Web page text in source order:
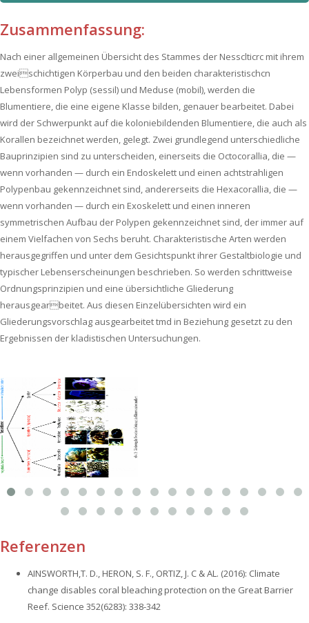
Zusammenfassung:
Nach einer allgemeinen Übersicht des Stammes der Nessclticrc mit ihrem
zweischichtigen Körperbau und den beiden charakteristischcn
Lebensformen Polyp (sessil) und Meduse (mobil), werden die
Blumentiere, die eine eigene Klasse bilden, genauer bearbeitet. Dabei
wird der Schwerpunkt auf die koloniebildenden Blumentiere, die auch als
Korallen bezeichnet werden, gelegt. Zwei grundlegend unterschiedliche
Bauprinzipien sind zu unterscheiden, einerseits die Octocorallia, die —
wenn vorhanden — durch ein Endoskelett und einen achtstrahligen
Polypenbau gekennzeichnet sind, andererseits die Hexacorallia, die —
wenn vorhanden — durch ein Exoskelett und einen inneren
symmetrischen Aufbau der Polypen gekennzeichnet sind, der immer auf
einem Vielfachen von Sechs beruht. Charakteristische Arten werden
herausgegriffen und unter dem Gesichtspunkt ihrer Gestaltbiologie und
typischer Lebenserscheinungen beschrieben. So werden schrittweise
Ordnungsprinzipien und eine übersichtliche Gliederung
herausgearbeitet. Aus diesen Einzelübersichten wird ein
Gliederungsvorschlag ausgearbeitet tmd in Beziehung gesetzt zu den
Ergebnissen der kladistischen Untersuchungen.
Referenzen
AINSWORTH,T. D., HERON, S. F., ORTIZ, J. C & AL. (2016): Climate
change disables coral bleaching protection on the Great Barrier
Reef. Science 352(6283): 338-342